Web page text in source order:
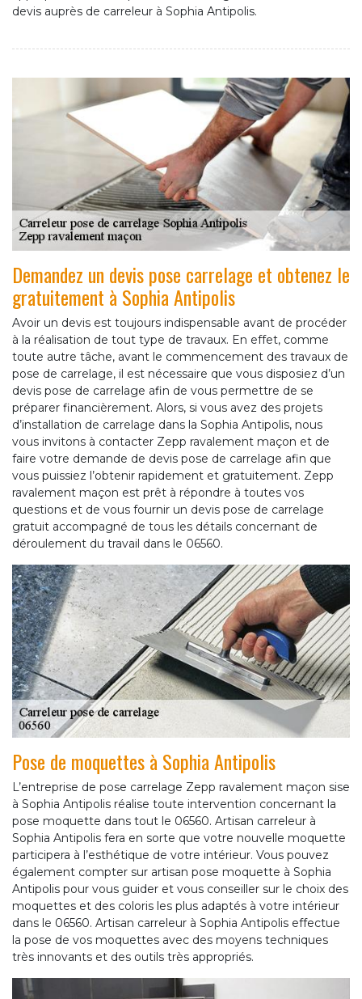
devis auprès de carreleur à Sophia Antipolis.
Demandez un devis pose carrelage et obtenez le
gratuitement à Sophia Antipolis
Avoir un devis est toujours indispensable avant de procéder
à la réalisation de tout type de travaux. En effet, comme
toute autre tâche, avant le commencement des travaux de
pose de carrelage, il est nécessaire que vous disposiez d’un
devis pose de carrelage afin de vous permettre de se
préparer financièrement. Alors, si vous avez des projets
d’installation de carrelage dans la Sophia Antipolis, nous
vous invitons à contacter Zepp ravalement maçon et de
faire votre demande de devis pose de carrelage afin que
vous puissiez l’obtenir rapidement et gratuitement. Zepp
ravalement maçon est prêt à répondre à toutes vos
questions et de vous fournir un devis pose de carrelage
gratuit accompagné de tous les détails concernant de
déroulement du travail dans le 06560.
Pose de moquettes à Sophia Antipolis
L’entreprise de pose carrelage Zepp ravalement maçon sise
à Sophia Antipolis réalise toute intervention concernant la
pose moquette dans tout le 06560. Artisan carreleur à
Sophia Antipolis fera en sorte que votre nouvelle moquette
participera à l’esthétique de votre intérieur. Vous pouvez
également compter sur artisan pose moquette à Sophia
Antipolis pour vous guider et vous conseiller sur le choix des
moquettes et des coloris les plus adaptés à votre intérieur
dans le 06560. Artisan carreleur à Sophia Antipolis effectue
la pose de vos moquettes avec des moyens techniques
très innovants et des outils très appropriés.